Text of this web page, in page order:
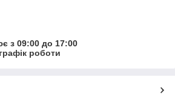
з 09:00 до 17:00
роботи